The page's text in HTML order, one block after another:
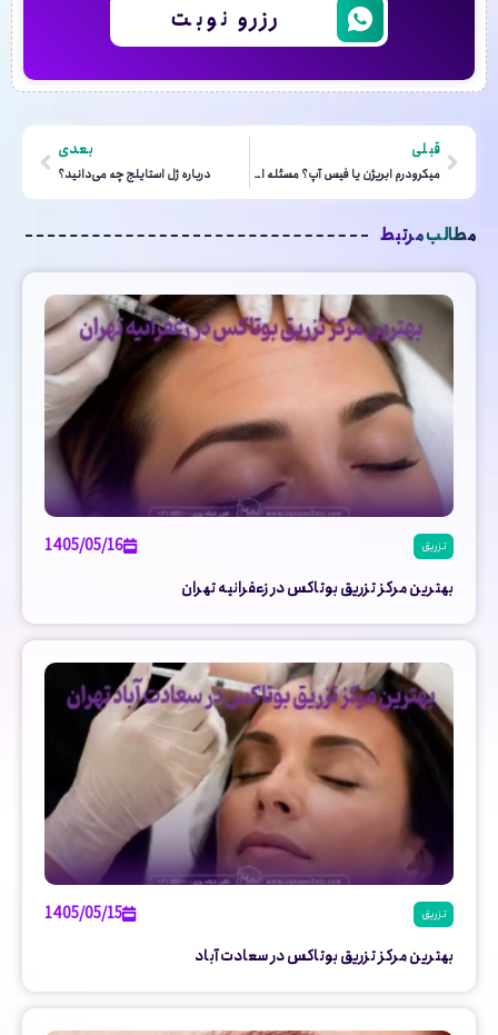
رزرو نوبت
قبلی
میکرودرم ابریژن یا فیس آپ؟ مسئله این است!
بعدی
درباره ژل استایلج چه می‌دانید؟
مطالب مرتبط
تزریق
1405/05/16
بهترین مرکز تزریق بوتاکس در زعفرانیه تهران
تزریق
1405/05/15
بهترین مرکز تزریق بوتاکس در سعادت آباد